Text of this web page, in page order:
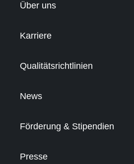
Über uns
Karriere
Qualitätsrichtlinien
News
Förderung & Stipendien
Presse